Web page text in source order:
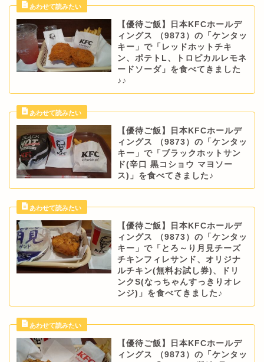
【優待ご飯】日本KFCホールデ
ィングス （9873）の「ケンタッ
キー」で「レッドホットチキ
ン、ポテトL、トロピカルレモネ
ードソーダ」を食べてきました
♪♪
【優待ご飯】日本KFCホールデ
ィングス （9873）の「ケンタッ
キー」で「ブラックホットサン
ド(辛口 黒コショウ マヨソー
ス)」を食べてきました♪
【優待ご飯】日本KFCホールデ
ィングス （9873）の「ケンタッ
キー」で「とろ～り月見チーズ
チキンフィレサンド、オリジナ
ルチキン(無料お試し券)、ドリ
ンクS(なっちゃんすっきりオレ
ンジ)」を食べてきました♪
【優待ご飯】日本KFCホールデ
ィングス （9873）の「ケンタッ